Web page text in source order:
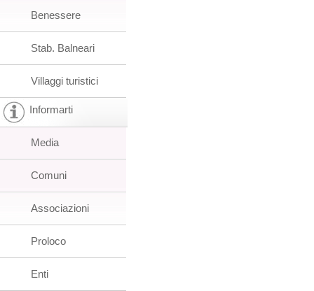
Benessere
Stab. Balneari
Villaggi turistici
Informarti
Media
Comuni
Associazioni
Proloco
Enti